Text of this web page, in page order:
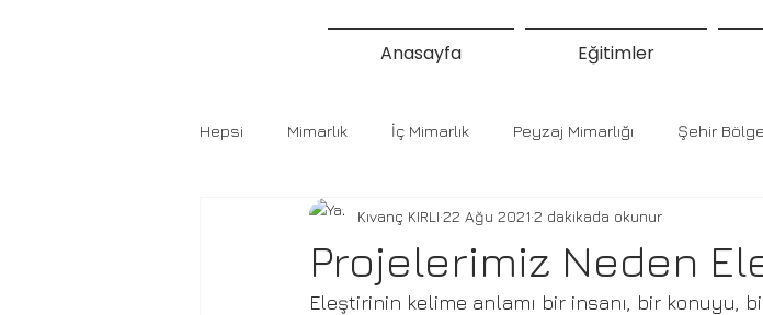
Anasayfa Eğitimler
Hepsi Mimarlık İç Mimarlık Peyzaj Mimarlığı Şehir
Projelerimiz Neden
Kıvanç KIRLI 22 Ağu 2021 2 dakikada okunur
Eleştirinin kelime anlamı bir insanı, bir konuyu,